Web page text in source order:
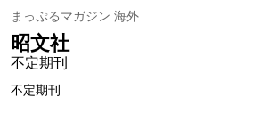
まっぷるマガジン 海外
昭文社
不定期刊
不定期刊